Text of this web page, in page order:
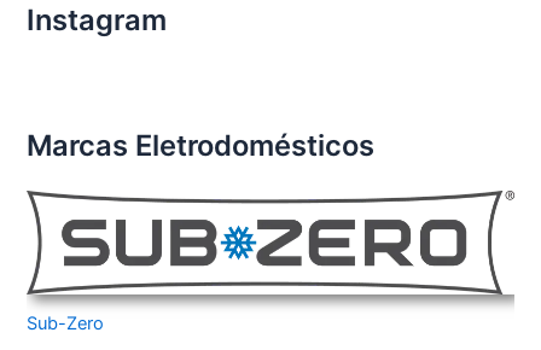
Instagram
Marcas Eletrodomésticos
Sub-Zero